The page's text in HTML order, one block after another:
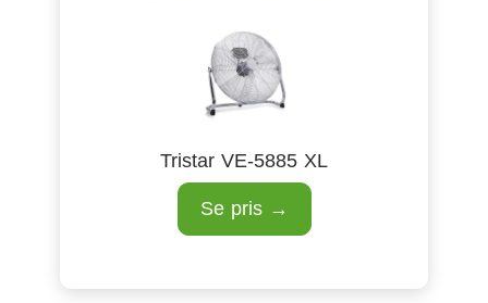
Tristar VE-5885 XL
Se pris →